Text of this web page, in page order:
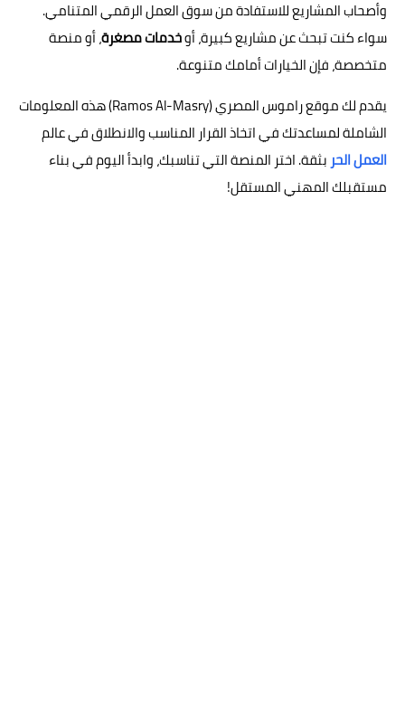
وأصحاب المشاريع للاستفادة من سوق العمل الرقمي المتنامي.
سواء كنت تبحث عن مشاريع كبيرة، أوخدمات مصغرة، أو منصة
متخصصة، فإن الخيارات أمامك متنوعة.
يقدم لك موقع راموس المصري (Ramos Al-Masry) هذه المعلومات
الشاملة لمساعدتك في اتخاذ القرار المناسب والانطلاق في عالم
العمل الحر بثقة. اختر المنصة التي تناسبك، وابدأ اليوم في بناء
مستقبلك المهني المستقل!